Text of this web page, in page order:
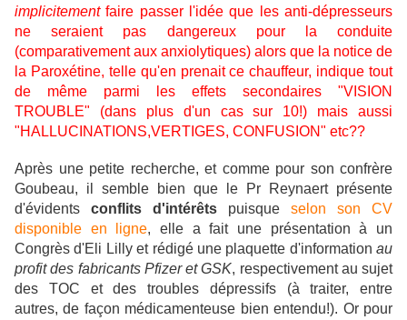
implicitementfaire passer l'idée que les anti-dépresseurs
ne seraient pas dangereux pour la conduite
(comparativement aux anxiolytiques) alors que la notice de
la Paroxétine, telle qu'en prenait ce chauffeur, indique tout
de même parmi les effets secondaires "VISION
TROUBLE" (dans plus d'un cas sur 10!) mais aussi
"HALLUCINATIONS,VERTIGES, CONFUSION" etc??
Après une petite recherche, et comme pour son confrère
Goubeau, il semble bien que le Pr Reynaert présente
d'évidents conflits d'intérêts puisque selon son CV
disponible en ligne, elle a fait une présentation à un
Congrès d'Eli Lilly et rédigé une plaquette d'information au
profit des fabricants Pfizer et GSK, respectivement au sujet
des TOC et des troubles dépressifs (à traiter, entre
autres, de façon médicamenteuse bien entendu!). Or pour